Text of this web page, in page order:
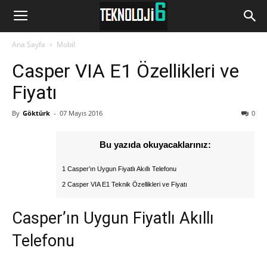
www.Teknoloji6.com
Ana Sayfa Mobil
Casper VIA E1 Özellikleri ve
Fiyatı
By Göktürk - 07 Mayıs 2016 0
Bu yazıda okuyacaklarınız:
1 Casper’ın Uygun Fiyatlı Akıllı Telefonu
2 Casper VIA E1 Teknik Özellikleri ve Fiyatı
Casper’ın Uygun Fiyatlı Akıllı
Telefonu